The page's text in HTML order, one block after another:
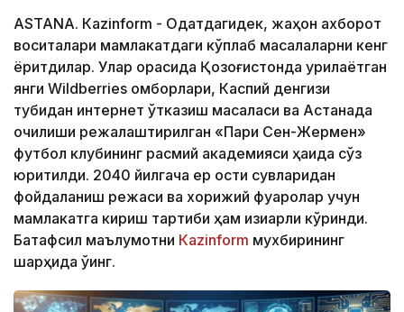
ASTANА. Кazinform - Одатдагидек, жаҳон ахборот
воситалари мамлакатдаги кўплаб масалаларни кенг
ёритдилар. Улар орасида Қозоғистонда қурилаётган
янги Wildberries омборлари, Каспий денгизи
тубидан интернет ўтказиш масаласи ва Астанада
очилиши режалаштирилган «Пари Сен-Жермен»
футбол клубининг расмий академияси ҳақида сўз
юритилди. 2040 йилгача ер ости сувларидан
фойдаланиш режаси ва хорижий фуқаролар учун
мамлакатга кириш тартиби ҳам қизиқарли кўринди.
Батафсил маълумотни Кazinform мухбирининг
шарҳида ўқинг.